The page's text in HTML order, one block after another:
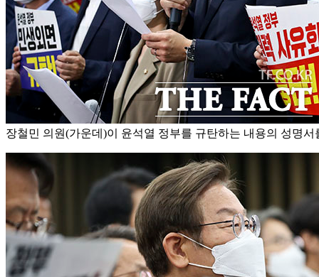
장철민 의원(가운데)이 윤석열 정부를 규탄하는 내용의 성명서